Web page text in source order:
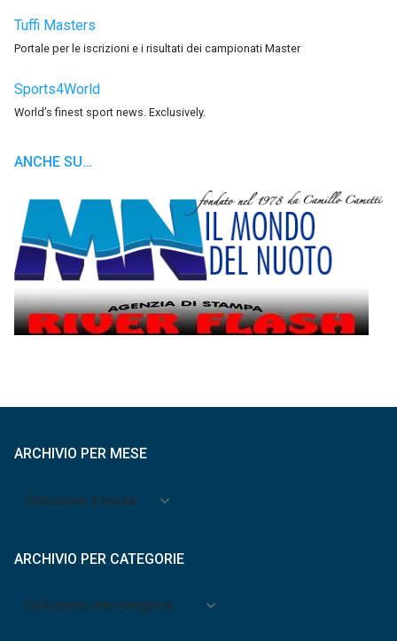
Tuffi Masters
Portale per le iscrizioni e i risultati dei campionati Master
Sports4World
World’s finest sport news. Exclusively.
ANCHE SU…
ARCHIVIO PER MESE
Archivio
ARCHIVIO PER CATEGORIE
Archivio